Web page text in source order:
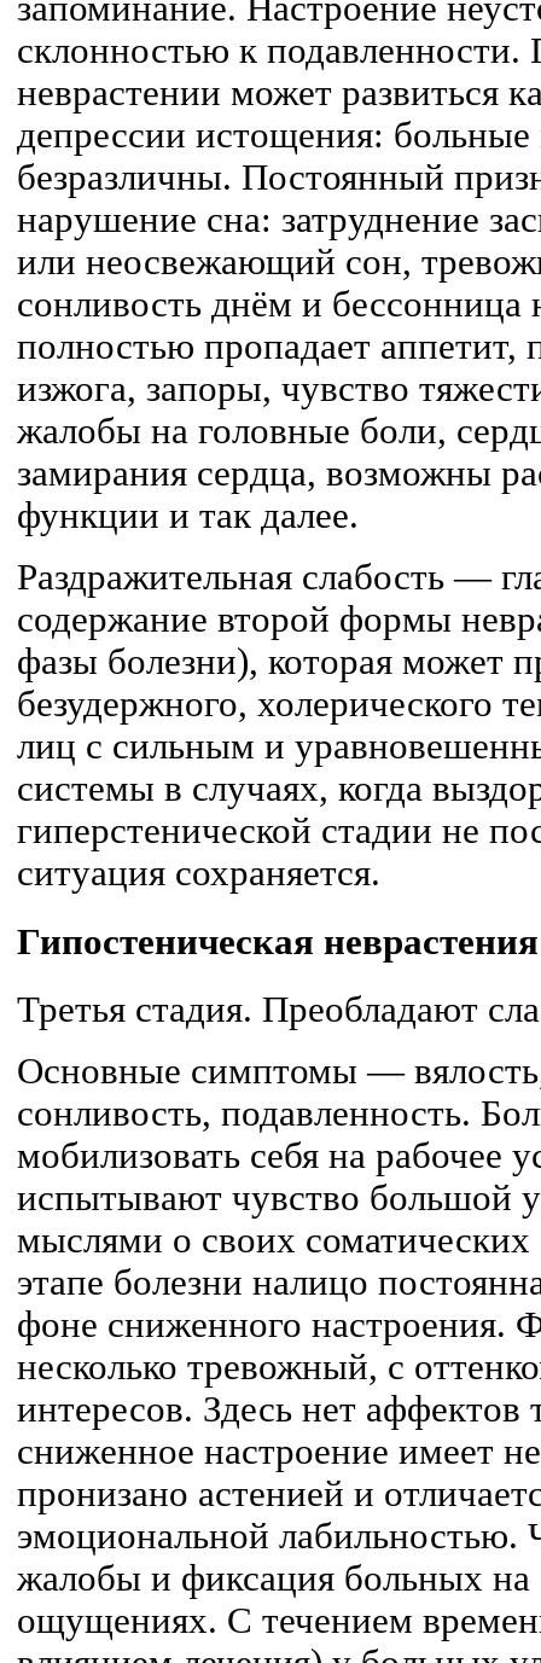
запоминание. Настроение
склонностью к
неврастении может развиться
депрессии истощения:
безразличны. Постоянный
нарушение сна: затруднение
или неосвежающий сон,
сонливость днём и
полностью пропадает аппетит,
изжога, запоры, чувство
жалобы на головные боли,
замирания сердца, возможны
функции и так далее.
Раздражительная слабость —
содержание второй формы
фазы болезни), которая может
безудержного, холерического
лиц с сильным и
системы в случаях, когда
гиперстенической стадии не
ситуация сохраняется.
Гипостеническая неврастения
Третья стадия. Преобладают
Основные симптомы —
сонливость, подавленность.
мобилизовать себя на рабочее
испытывают чувство большой
мыслями о своих
этапе болезни налицо
фоне сниженного настроения.
несколько тревожный, с
интересов. Здесь нет аффектов
сниженное настроение имеет
пронизано астенией и
эмоциональной лабильностью.
жалобы и фиксация больных на
ощущениях. С течением